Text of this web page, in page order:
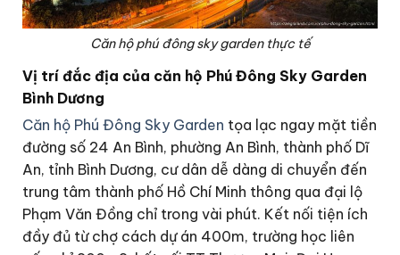
Căn hộ phú đông sky garden thực tế
Vị trí đắc địa của căn hộ Phú Đông Sky Garden
Bình Dương
Căn hộ Phú Đông Sky Garden tọa lạc ngay mặt tiền
đường số 24 An Bình, phường An Bình, thành phố Dĩ
An, tỉnh Bình Dương, cư dân dễ dàng di chuyển đến
trung tâm thành phố Hồ Chí Minh thông qua đại lộ
Phạm Văn Đồng chỉ trong vài phút. Kết nối tiện ích
đầy đủ từ chợ cách dự án 400m, trường học liên